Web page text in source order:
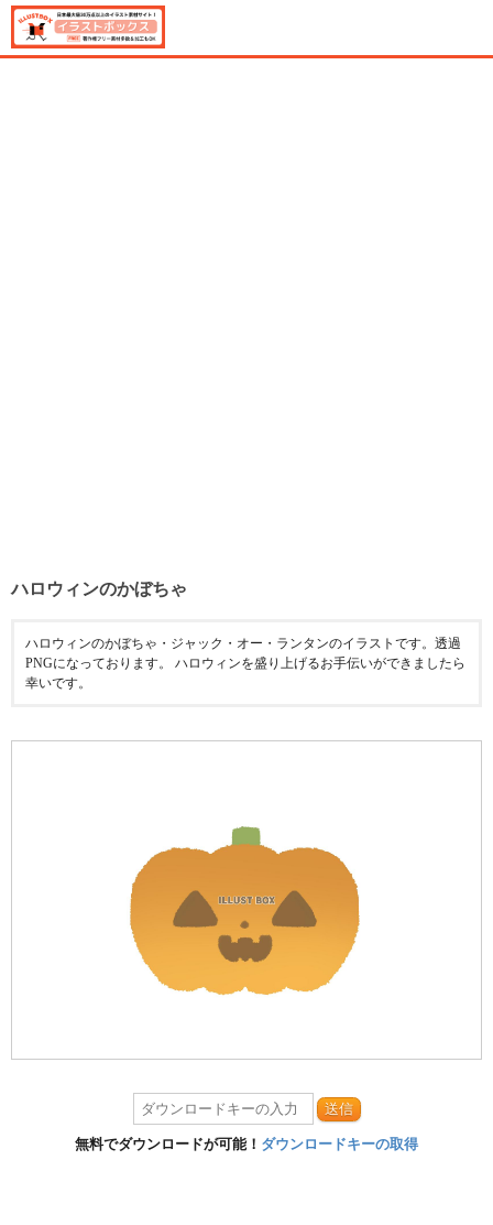
ハロウィンのかぼちゃ
ハロウィンのかぼちゃ・ジャック・オー・ランタンのイラストです。透過
PNGになっております。 ハロウィンを盛り上げるお手伝いができましたら
幸いです。
送信
無料でダウンロードが可能！ ダウンロードキーの取得